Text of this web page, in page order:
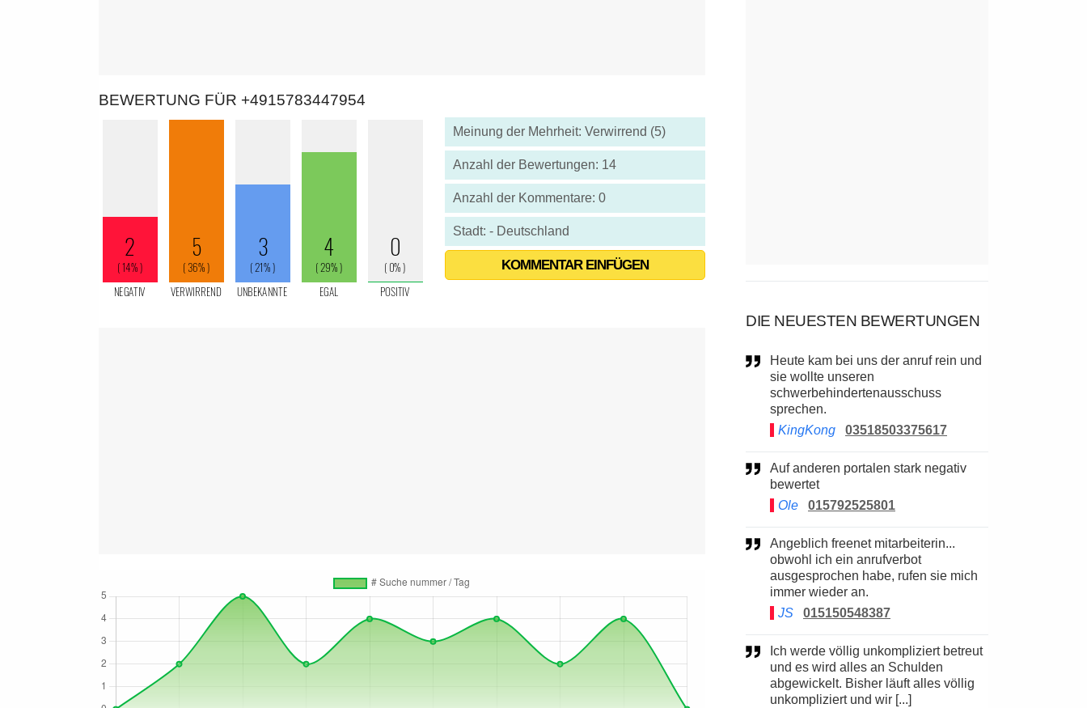
BEWERTUNG FÜR +4915783447954
Meinung der Mehrheit: Verwirrend (5)
Anzahl der Bewertungen: 14
Anzahl der Kommentare: 0
Stadt: - Deutschland
KOMMENTAR EINFÜGEN
DIE NEUESTEN BEWERTUNGEN
Heute kam bei uns der anruf rein und
sie wollte unseren
schwerbehindertenausschuss
sprechen.
KingKong
03518503375617
Auf anderen portalen stark negativ
bewertet
Ole
015792525801
Angeblich freenet mitarbeiterin...
obwohl ich ein anrufverbot
ausgesprochen habe, rufen sie mich
immer wieder an.
JS
015150548387
und es wird alles an Schulden
abgewickelt. Bisher läuft alles völlig
unkompliziert und wir [...]